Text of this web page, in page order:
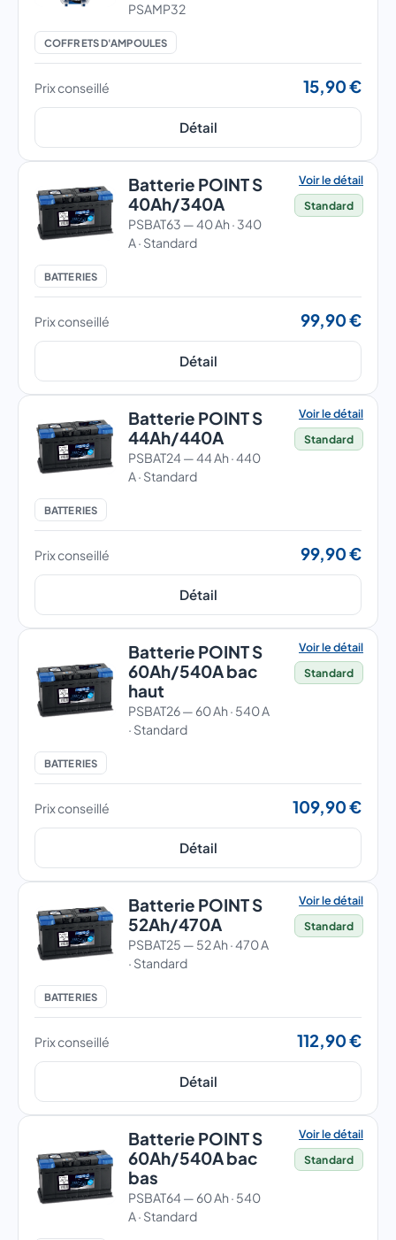
PSAMP32
COFFRETS D'AMPOULES
Prix conseillé 15,90 €
Détail
Batterie POINT S
40Ah/340A
Voir le détail
PSBAT63 — 40 Ah · 340
A · Standard
BATTERIES
Standard
Prix conseillé 99,90 €
Détail
Batterie POINT S
44Ah/440A
Voir le détail
PSBAT24 — 44 Ah · 440
A · Standard
BATTERIES
Standard
Prix conseillé 99,90 €
Détail
Batterie POINT S
60Ah/540A bac
haut
Voir le détail
PSBAT26 — 60 Ah · 540 A
· Standard
BATTERIES
Standard
Prix conseillé 109,90 €
Détail
Batterie POINT S
52Ah/470A
Voir le détail
PSBAT25 — 52 Ah · 470 A
· Standard
BATTERIES
Standard
Prix conseillé 112,90 €
Détail
Batterie POINT S
60Ah/540A bac
bas
Voir le détail
PSBAT64 — 60 Ah · 540
A · Standard
Standard